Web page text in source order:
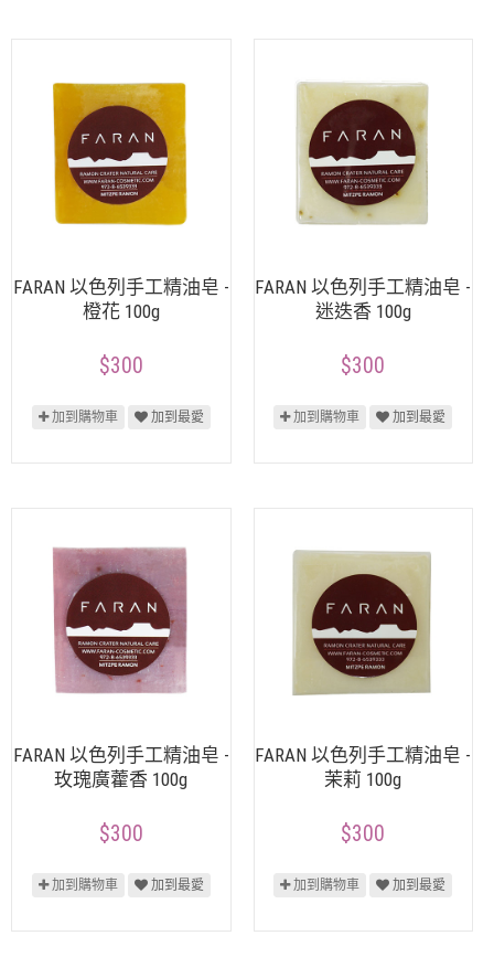
FARAN 以色列手工精油皂 -
橙花 100g
$300
加到購物車 加到最愛
FARAN 以色列手工精油皂 -
迷迭香 100g
$300
加到購物車 加到最愛
FARAN 以色列手工精油皂 -
玫瑰廣藿香 100g
$300
加到購物車 加到最愛
FARAN 以色列手工精油皂 -
茉莉 100g
$300
加到購物車 加到最愛